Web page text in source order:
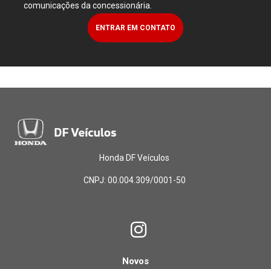
comunicações da concessionária.
ENTRAR EM CONTATO
Honda DF Veículos
CNPJ: 00.004.309/0001-50
Novos